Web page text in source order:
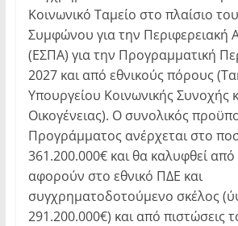
Κοινωνικό Ταμείο στο πλαίσιο
Συμφώνου για την Περιφερειακή
(ΕΣΠΑ) για την Προγραμματική
2027 και από εθνικούς πόρους
Υπουργείου Κοινωνικής Συνοχής
Οικογένειας). Ο συνολικός
Προγράμματος ανέρχεται στο
361.200.000€ και θα καλυφθεί
αφορούν στο εθνικό ΠΔΕ και
συγχρηματοδοτούμενο σκέλος
291.200.000€) και από πιστώσεις